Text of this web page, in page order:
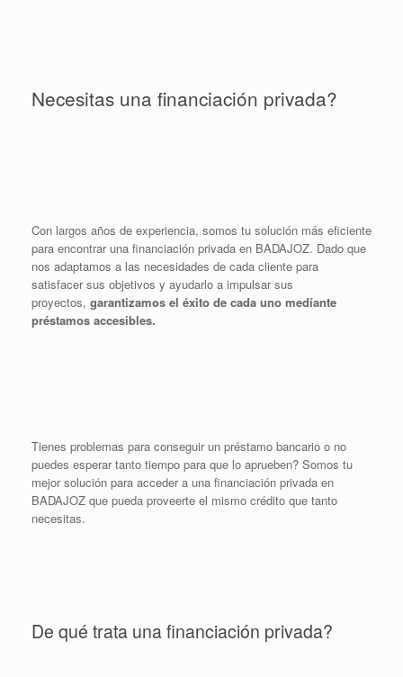
Necesitas una financiación privada?
Con largos años de experiencia, somos tu solución más eficiente
para encontrar una financiación privada en BADAJOZ. Dado que
nos adaptamos a las necesidades de cada cliente para
satisfacer sus objetivos y ayudarlo a impulsar sus
proyectos, garantizamos el éxito de cada uno medíante
préstamos accesibles.
Tienes problemas para conseguir un préstamo bancario o no
puedes esperar tanto tiempo para que lo aprueben? Somos tu
mejor solución para acceder a una financiación privada en
BADAJOZ que pueda proveerte el mismo crédito que tanto
necesitas.
De qué trata una financiación privada?